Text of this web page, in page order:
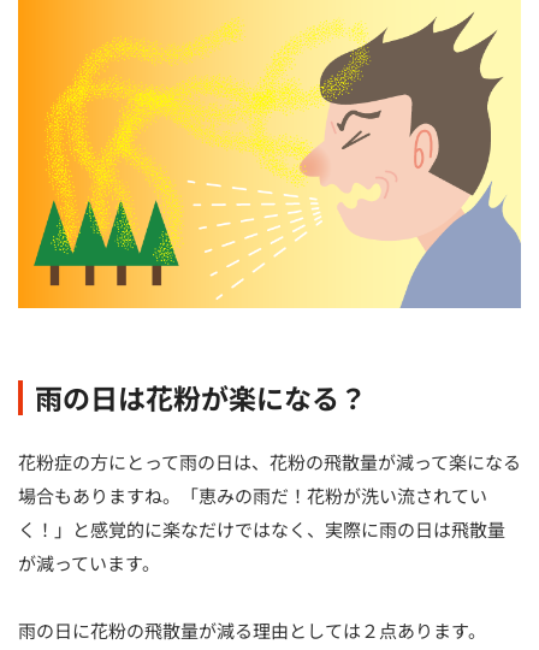
雨の日は花粉が楽になる？
花粉症の方にとって雨の日は、花粉の飛散量が減って楽になる
場合もありますね。「恵みの雨だ！花粉が洗い流されてい
く！」と感覚的に楽なだけではなく、実際に雨の日は飛散量
が減っています。
雨の日に花粉の飛散量が減る理由としては２点あります。